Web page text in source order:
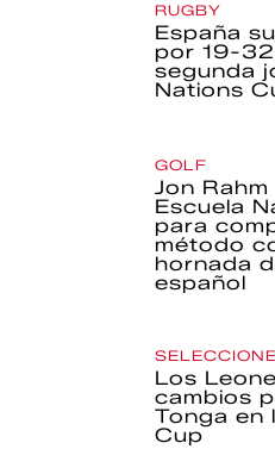
RUGBY
España
por 19-32
segunda
Nations
GOLF
Jon Rahm
Escuela
para
método
hornada
español
Los
cambios
Tonga en
Cup